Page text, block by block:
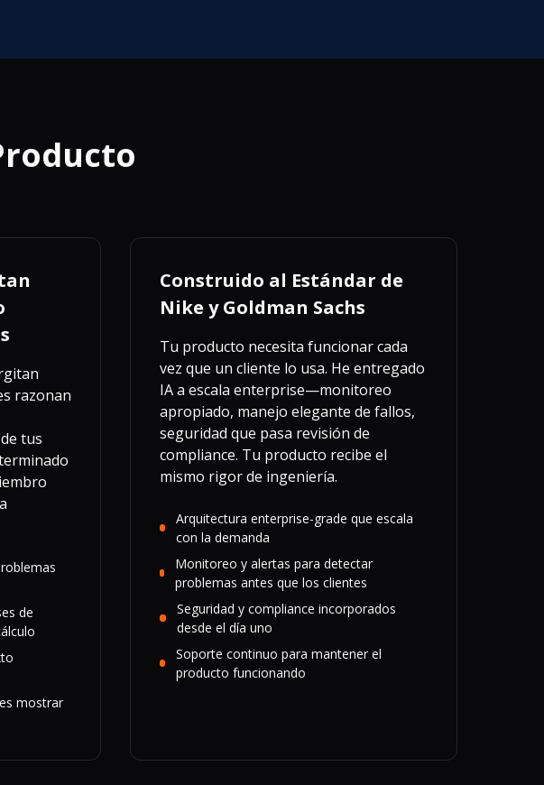
razonan
tus
de
mostrar
Construido al Estándar de
Nike y Goldman Sachs
Tu producto necesita funcionar cada
vez que un cliente lo usa. He entregado
IA a escala enterprise—monitoreo
apropiado, manejo elegante de fallos,
seguridad que pasa revisión de
compliance. Tu producto recibe el
mismo rigor de ingeniería.
Arquitectura enterprise-grade que escala
con la demanda
Monitoreo y alertas para detectar
problemas antes que los clientes
Seguridad y compliance incorporados
desde el día uno
Soporte continuo para mantener el
producto funcionando